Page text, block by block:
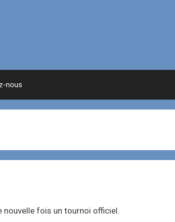
nous
nouvelle fois un tournoi officiel.